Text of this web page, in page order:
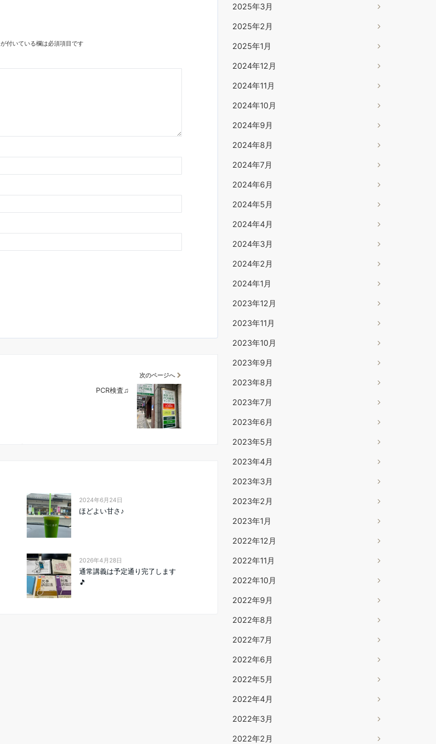
が付いている欄は必須項目です
次のページへ
PCR検査♫
2024年6月24日
ほどよい甘さ♪
2026年4月28日
通常講義は予定通り完了します
🎵
2025年3月
2025年2月
2025年1月
2024年12月
2024年11月
2024年10月
2024年9月
2024年8月
2024年7月
2024年6月
2024年5月
2024年4月
2024年3月
2024年2月
2024年1月
2023年12月
2023年11月
2023年10月
2023年9月
2023年8月
2023年7月
2023年6月
2023年5月
2023年4月
2023年3月
2023年2月
2023年1月
2022年12月
2022年11月
2022年10月
2022年9月
2022年8月
2022年7月
2022年6月
2022年5月
2022年4月
2022年3月
2022年2月